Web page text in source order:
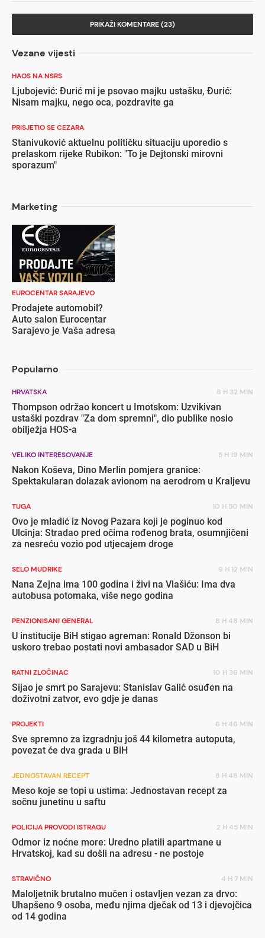
PRIKAŽI KOMENTARE (23)
Vezane vijesti
HAOS NA NSRS
Ljubojević: Đurić mi je psovao majku ustašku, Đurić:
Nisam majku, nego oca, pozdravite ga
PRISJETIO SE CEZARA
Stanivuković aktuelnu političku situaciju uporedio s
prelaskom rijeke Rubikon: "To je Dejtonski mirovni
sporazum"
Marketing
EUROCENTAR SARAJEVO
Prodajete automobil?
Auto salon Eurocentar
Sarajevo je Vaša adresa
Popularno
HRVATSKA 8 H 32 MIN
Thompson održao koncert u Imotskom: Uzvikivan
ustaški pozdrav "Za dom spremni", dio publike nosio
obilježja HOS-a
VELIKO INTERESOVANJE 5 H 19 MIN
Nakon Koševa, Dino Merlin pomjera granice:
Spektakularan dolazak avionom na aerodrom u Kraljevu
TUGA 10 H 50 MIN
Ovo je mladić iz Novog Pazara koji je poginuo kod
Ulcinja: Stradao pred očima rođenog brata, osumnjičeni
za nesreću vozio pod utjecajem droge
SELO MUDRIKE 9 H 12 MIN
Nana Zejna ima 100 godina i živi na Vlašiću: Ima dva
autobusa potomaka, više nego godina
PENZIONISANI GENERAL 8 H 48 MIN
U institucije BiH stigao agreman: Ronald Džonson bi
uskoro trebao postati novi ambasador SAD u BiH
RATNI ZLOČINAC 10 H 36 MIN
Sijao je smrt po Sarajevu: Stanislav Galić osuđen na
doživotni zatvor, evo gdje je danas
PROJEKTI 6 H 46 MIN
Sve spremno za izgradnju još 44 kilometra autoputa,
povezat će dva grada u BiH
JEDNOSTAVAN RECEPT 8 H 48 MIN
Meso koje se topi u ustima: Jednostavan recept za
sočnu junetinu u saftu
POLICIJA PROVODI ISTRAGU 2 H 45 MIN
Odmor iz noćne more: Uredno platili apartmane u
Hrvatskoj, kad su došli na adresu - ne postoje
STRAVIČNO 4 H 7 MIN
Maloljetnik brutalno mučen i ostavljen vezan za drvo:
Uhapšeno 9 osoba, među njima dječak od 13 i djevojčica
od 14 godina